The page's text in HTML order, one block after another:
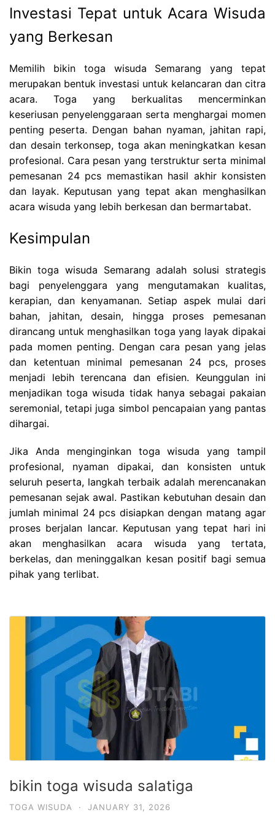
Investasi Tepat untuk Acara Wisuda
yang Berkesan
Memilih bikin toga wisuda Semarang yang tepat
merupakan bentuk investasi untuk kelancaran dan citra
acara. Toga yang berkualitas mencerminkan
keseriusan penyelenggaraan serta menghargai momen
penting peserta. Dengan bahan nyaman, jahitan rapi,
dan desain terkonsep, toga akan meningkatkan kesan
profesional. Cara pesan yang terstruktur serta minimal
pemesanan 24 pcs memastikan hasil akhir konsisten
dan layak. Keputusan yang tepat akan menghasilkan
acara wisuda yang lebih berkesan dan bermartabat.
Kesimpulan
Bikin toga wisuda Semarang adalah solusi strategis
bagi penyelenggara yang mengutamakan kualitas,
kerapian, dan kenyamanan. Setiap aspek mulai dari
bahan, jahitan, desain, hingga proses pemesanan
dirancang untuk menghasilkan toga yang layak dipakai
pada momen penting. Dengan cara pesan yang jelas
dan ketentuan minimal pemesanan 24 pcs, proses
menjadi lebih terencana dan efisien. Keunggulan ini
menjadikan toga wisuda tidak hanya sebagai pakaian
seremonial, tetapi juga simbol pencapaian yang pantas
dihargai.
Jika Anda menginginkan toga wisuda yang tampil
profesional, nyaman dipakai, dan konsisten untuk
seluruh peserta, langkah terbaik adalah merencanakan
pemesanan sejak awal. Pastikan kebutuhan desain dan
jumlah minimal 24 pcs disiapkan dengan matang agar
proses berjalan lancar. Keputusan yang tepat hari ini
akan menghasilkan acara wisuda yang tertata,
berkelas, dan meninggalkan kesan positif bagi semua
pihak yang terlibat.
bikin toga wisuda salatiga
TOGA WISUDA · JANUARY 31, 2026